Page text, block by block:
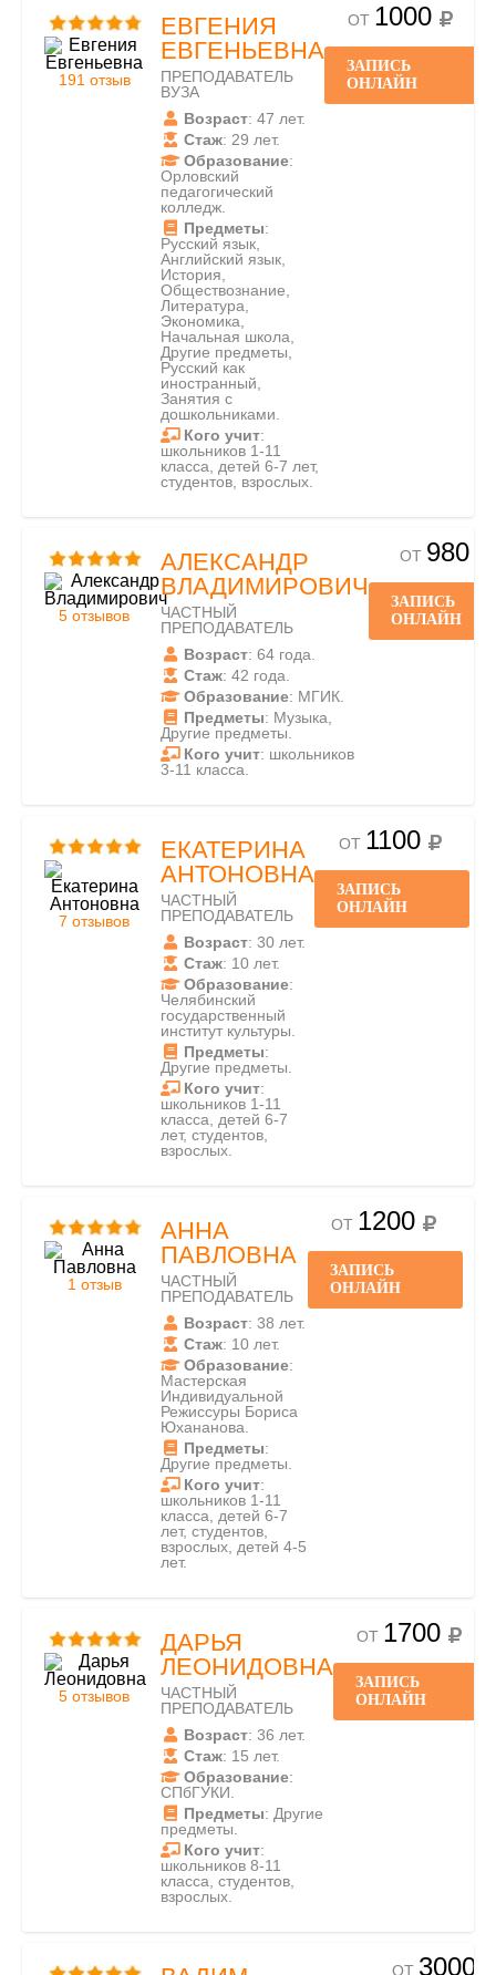
191 отзыв
ЕВГЕНИЯ
ЕВГЕНЬЕВНА
ПРЕПОДАВАТЕЛЬ
ВУЗА
Возраст: 47 лет.
Стаж: 29 лет.
Образование:
Орловский
педагогический
колледж.
Предметы:
Русский язык,
Английский язык,
История,
Обществознание,
Литература,
Экономика,
Начальная школа,
Другие предметы,
Русский как
иностранный,
Занятия с
дошкольниками.
Кого учит:
школьников 1-11
класса, детей 6-7 лет,
студентов, взрослых.
ОТ 1000
ЗАПИСЬ
ОНЛАЙН
5 отзывов
АЛЕКСАНДР
ВЛАДИМИРОВИЧ
ЧАСТНЫЙ
ПРЕПОДАВАТЕЛЬ
Возраст: 64 года.
Стаж: 42 года.
Образование: МГИК.
Предметы: Музыка,
Другие предметы.
Кого учит: школьников
3-11 класса.
ОТ 980
ЗАПИСЬ
ОНЛАЙН
7 отзывов
ЕКАТЕРИНА
АНТОНОВНА
ЧАСТНЫЙ
ПРЕПОДАВАТЕЛЬ
Возраст: 30 лет.
Стаж: 10 лет.
Образование:
Челябинский
государственный
институт культуры.
Предметы:
Другие предметы.
Кого учит:
школьников 1-11
класса, детей 6-7
лет, студентов,
взрослых.
ОТ 1100
ЗАПИСЬ
ОНЛАЙН
1 отзыв
АННА
ПАВЛОВНА
ЧАСТНЫЙ
ПРЕПОДАВАТЕЛЬ
Возраст: 38 лет.
Стаж: 10 лет.
Образование:
Мастерская
Индивидуальной
Режиссуры Бориса
Юхананова.
Предметы:
Другие предметы.
Кого учит:
школьников 1-11
класса, детей 6-7
лет, студентов,
взрослых, детей 4-5
лет.
ОТ 1200
ЗАПИСЬ
ОНЛАЙН
5 отзывов
ДАРЬЯ
ЛЕОНИДОВНА
ЧАСТНЫЙ
ПРЕПОДАВАТЕЛЬ
Возраст: 36 лет.
Стаж: 15 лет.
Образование:
СПбГУКИ.
Предметы: Другие
предметы.
Кого учит:
школьников 8-11
класса, студентов,
взрослых.
ОТ 1700
ЗАПИСЬ
ОНЛАЙН
ОТ 3000